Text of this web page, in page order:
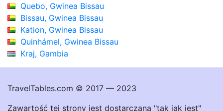
Quebo, Gwinea Bissau
Bissau, Gwinea Bissau
Kation, Gwinea Bissau
Quinhámel, Gwinea Bissau
Kraj, Gambia
TravelTables.com © 2017 — 2023
Zawartość tej strony jest dostarczana "tak jak jest"